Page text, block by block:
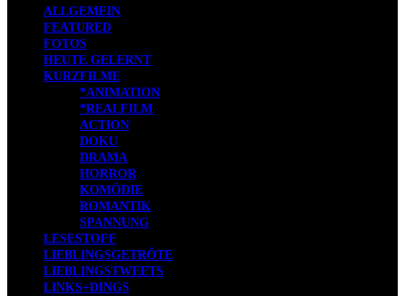
ALLGEMEIN
FEATURED
FOTOS
HEUTE GELERNT
KURZFILME
*ANIMATION
*REALFILM
ACTION
DOKU
DRAMA
HORROR
KOMÖDIE
ROMANTIK
SPANNUNG
LESESTOFF
LIEBLINGSGETRÖTE
LIEBLINGSTWEETS
LINKS+DINGS